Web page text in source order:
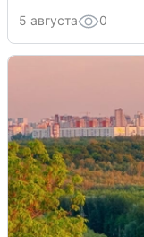
5 августа 0